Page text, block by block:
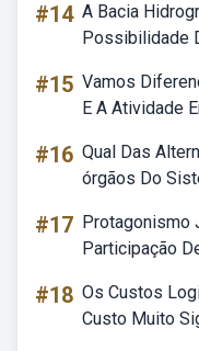
#14 A Bacia
Possibilidade
#15 Vamos
E A Atividade
#16 Qual Das
órgãos Do
#17 Protagonismo
Participação
#18 Os Custos
Custo Muito